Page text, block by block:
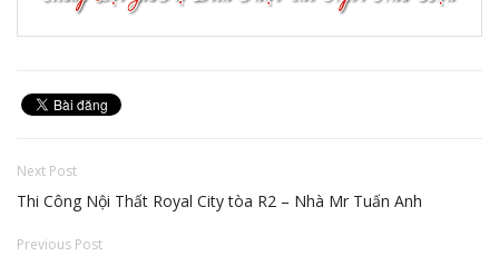
Next Post
Thi Công Nội Thất Royal City tòa R2 – Nhà Mr Tuấn Anh
Previous Post